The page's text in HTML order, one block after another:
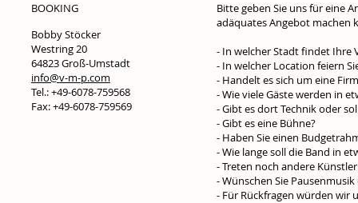
BOOKING
Bobby Stöcker
Westring 20
64823 Groß-Umstadt
info@v-m-p.com
Tel.: +49-6078-759568
Fax: +49-6078-759569
Bitte geben Sie uns für eine
adäquates Angebot machen
- In welcher Stadt findet Ihre
- In welcher Location feiern
- Handelt es sich um eine
- Wie viele Gäste werden in
- Gibt es dort Technik oder
- Gibt es eine Bühne?
- Haben Sie einen
- Wie lange soll die Band in
- Treten noch andere
- Wünschen Sie
- Für Rückfragen würden wir